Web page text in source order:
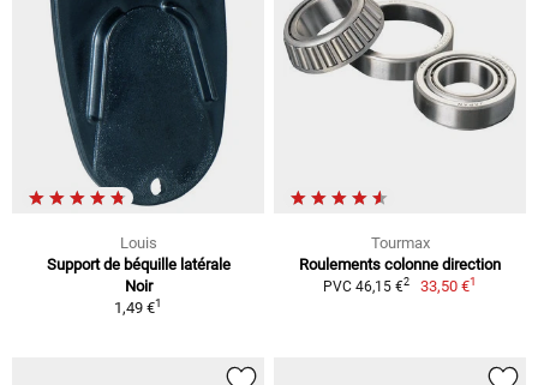
Louis
Support de béquille latérale
Noir
1,49 €1
Tourmax
Roulements colonne direction
PVC 46,15 €2 33,50 €1